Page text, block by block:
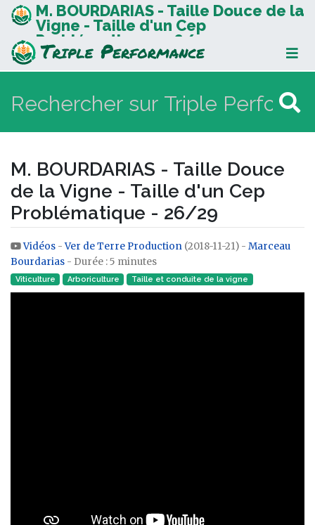
M. BOURDARIAS - Taille Douce de la
Vigne - Taille d'un Cep
Problématique - 26/29
M. BOURDARIAS - Taille Douce
de la Vigne - Taille d'un Cep
Problématique - 26/29
Aller à :navigation,rechercher
Vidéos -Ver de Terre Production (2018-11-21) - Marceau
Bourdarias - Durée : 5 minutes
Viticulture Arboriculture Taille et conduite de la vigne